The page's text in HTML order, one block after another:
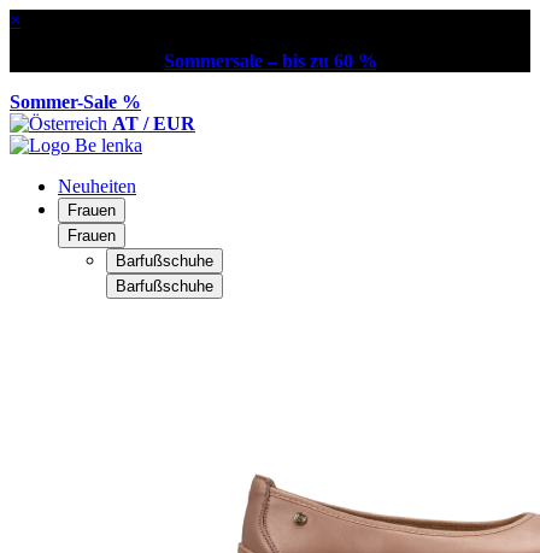
×
Sommersale – bis zu 60 %
Sommer-Sale %
AT / EUR
Neuheiten
Frauen
Frauen
Barfußschuhe
Barfußschuhe